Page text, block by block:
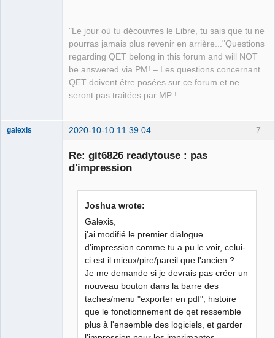
"Le jour où tu découvres le Libre, tu sais que tu ne
pourras jamais plus revenir en arrière..."Questions
regarding QET belong in this forum and will NOT
be answered via PM! – Les questions concernant
QET doivent être posées sur ce forum et ne
seront pas traitées par MP !
7
galexis 2020-10-10 11:39:04
Re: git6826 readytouse : pas
d'impression
Joshua wrote:
Galexis,
j'ai modifié le premier dialogue
d'impression comme tu a pu le voir, celui-
ci est il mieux/pire/pareil que l'ancien ?
Je me demande si je devrais pas créer un
nouveau bouton dans la barre des
taches/menu "exporter en pdf", histoire
que le fonctionnement de qet ressemble
plus à l'ensemble des logiciels, et garder